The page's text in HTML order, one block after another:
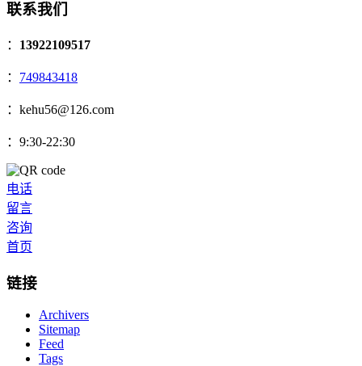
联系我们
： 13922109517
： 749843418
：kehu56@126.com
：9:30-22:30
电话
留言
咨询
首页
链接
Archivers
Sitemap
Feed
Tags